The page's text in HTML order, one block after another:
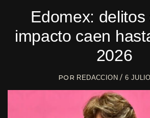
Edomex: delitos
impacto caen
2026
POR REDACCION/6